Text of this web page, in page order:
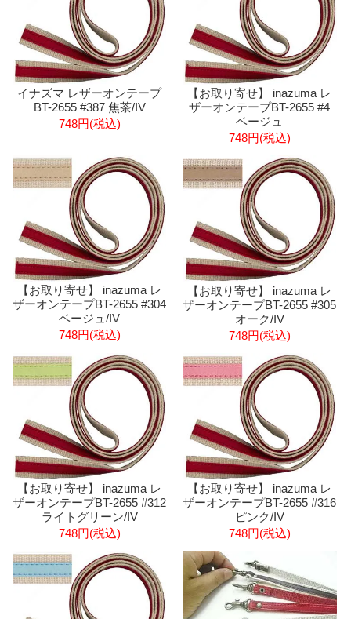
イナズマ レザーオンテープ
BT-2655 #387 焦茶/IV
748円(税込)
【お取り寄せ】 inazuma レ
ザーオンテープBT-2655 #4
ベージュ
748円(税込)
【お取り寄せ】 inazuma レ
ザーオンテープBT-2655 #304
ベージュ/IV
748円(税込)
【お取り寄せ】 inazuma レ
ザーオンテープBT-2655 #305
オーク/IV
748円(税込)
【お取り寄せ】 inazuma レ
ザーオンテープBT-2655 #312
ライトグリーン/IV
748円(税込)
【お取り寄せ】 inazuma レ
ザーオンテープBT-2655 #316
ピンク/IV
748円(税込)